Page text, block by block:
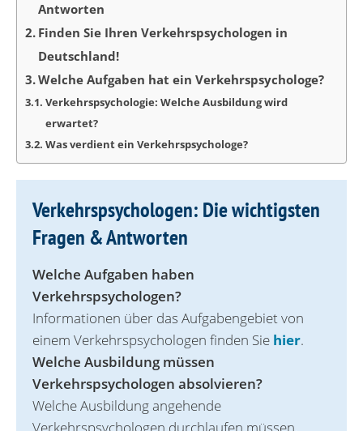
Antworten
Finden Sie Ihren Verkehrspsychologen in
Deutschland!
Welche Aufgaben hat ein Verkehrspsychologe?
Verkehrspsychologie: Welche Ausbildung wird
erwartet?
Was verdient ein Verkehrspsychologe?
Verkehrspsychologen: Die wichtigsten
Fragen & Antworten
Welche Aufgaben haben
Verkehrspsychologen?
Informationen über das Aufgabengebiet von
einem Verkehrspsychologen finden Sie hier.
Welche Ausbildung müssen
Verkehrspsychologen absolvieren?
Welche Ausbildung angehende